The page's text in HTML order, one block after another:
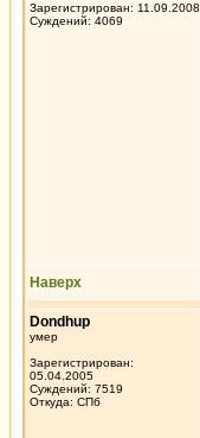
Зарегистрирован: 11.09.2008
Суждений: 4069
Наверх
Dondhup
умер
Зарегистрирован:
05.04.2005
Суждений: 7519
Откуда: СПб